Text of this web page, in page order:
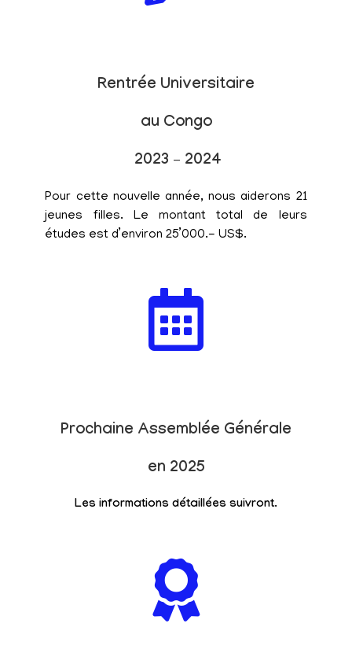
Rentrée Universitaire
au Congo
2023 – 2024
Pour cette nouvelle année, nous aiderons 21
jeunes filles. Le montant total de leurs
études est d’environ 25’000.- US$.
Prochaine Assemblée Générale
en 2025
Les informations détaillées suivront.